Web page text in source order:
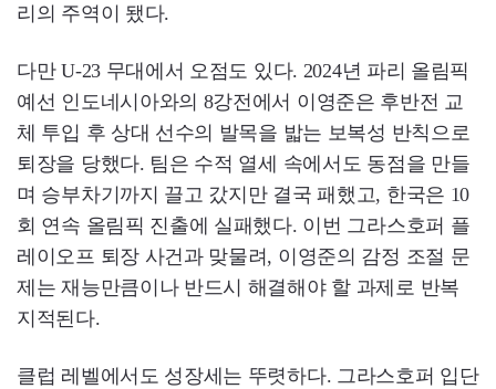
리의 주역이 됐다.
다만 U-23 무대에서 오점도 있다. 2024년 파리 올림픽
예선 인도네시아와의 8강전에서 이영준은 후반전 교
체 투입 후 상대 선수의 발목을 밟는 보복성 반칙으로
퇴장을 당했다. 팀은 수적 열세 속에서도 동점을 만들
며 승부차기까지 끌고 갔지만 결국 패했고, 한국은 10
회 연속 올림픽 진출에 실패했다. 이번 그라스호퍼 플
레이오프 퇴장 사건과 맞물려, 이영준의 감정 조절 문
제는 재능만큼이나 반드시 해결해야 할 과제로 반복
지적된다.
클럽 레벨에서도 성장세는 뚜렷하다. 그라스호퍼 입단